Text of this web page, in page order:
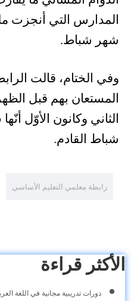
المدارس التي أنجزت
شهر شباط.
وفي الختام، قالت
المستعان بهم قبل
الثاني وكانون الأوّل
شباط القادم.
رابطة معلمي التعليم الأساسي
الأكثر قراءة
دورات تدريبية مجانية في اللغة